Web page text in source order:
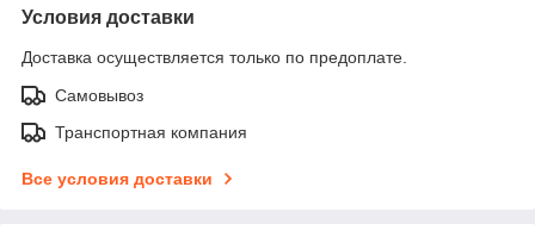
Условия доставки
Доставка осуществляется только по предоплате.
Самовывоз
Транспортная компания
Все условия доставки